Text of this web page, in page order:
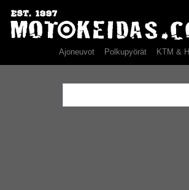
Ajoneuvot Polkupyörät KTM &